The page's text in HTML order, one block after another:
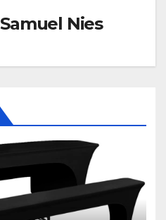
Samuel Nies